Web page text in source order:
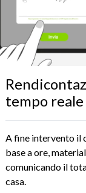
tempo reale
A fine intervento il
base a ore,
comunicando il
casa.